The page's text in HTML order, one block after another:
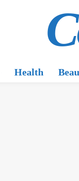
Health